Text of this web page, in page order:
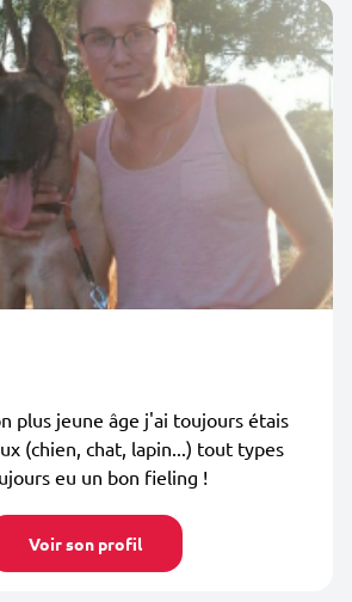
plus jeune âge j'ai toujours étais
(chien, chat, lapin...) tout types
eu un bon fieling !
Voir son profil